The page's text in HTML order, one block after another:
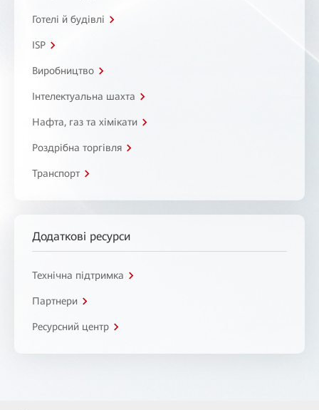
Готелі й будівлі
ISP
Виробництво
Інтелектуальна шахта
Нафта, газ та хімікати
Роздрібна торгівля
Транспорт
Додаткові ресурси
Технічна підтримка
Партнери
Ресурсний центр